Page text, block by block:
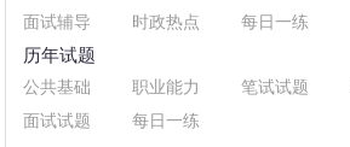
面试辅导
时政热点 每日一练
历年试题
公共基础 职业能力 笔试试题
面试试题
每日一练